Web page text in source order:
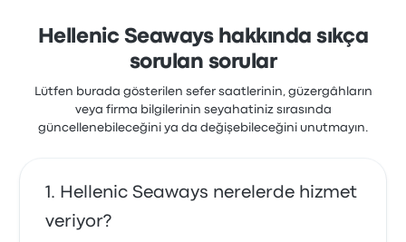
Hellenic Seaways hakkında sıkça
sorulan sorular
Lütfen burada gösterilen sefer saatlerinin, güzergâhların
veya firma bilgilerinin seyahatiniz sırasında
güncellenebileceğini ya da değişebileceğini unutmayın.
Hellenic Seaways nerelerde hizmet
veriyor?